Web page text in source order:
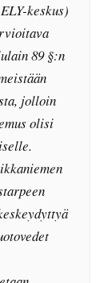
keskus)
89 §:n
jolloin
olisi